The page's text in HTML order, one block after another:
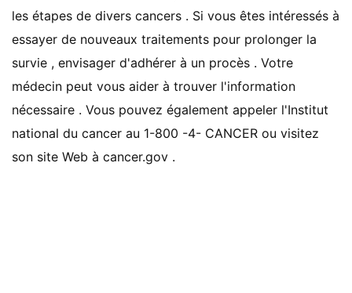
les étapes de divers cancers . Si vous êtes intéressés à
essayer de nouveaux traitements pour prolonger la
survie , envisager d'adhérer à un procès . Votre
médecin peut vous aider à trouver l'information
nécessaire . Vous pouvez également appeler l'Institut
national du cancer au 1-800 -4- CANCER ou visitez
son site Web à cancer.gov .